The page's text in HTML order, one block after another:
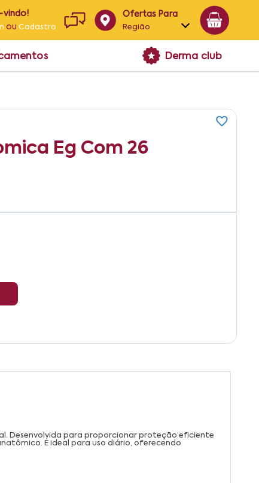
vindo!
ouCadastro
Ofertas Para
Região
Alagoas
Derma club
Eg Com 26
Desenvolvida para proporcionar proteção eficiente
É ideal para uso diário, oferecendo